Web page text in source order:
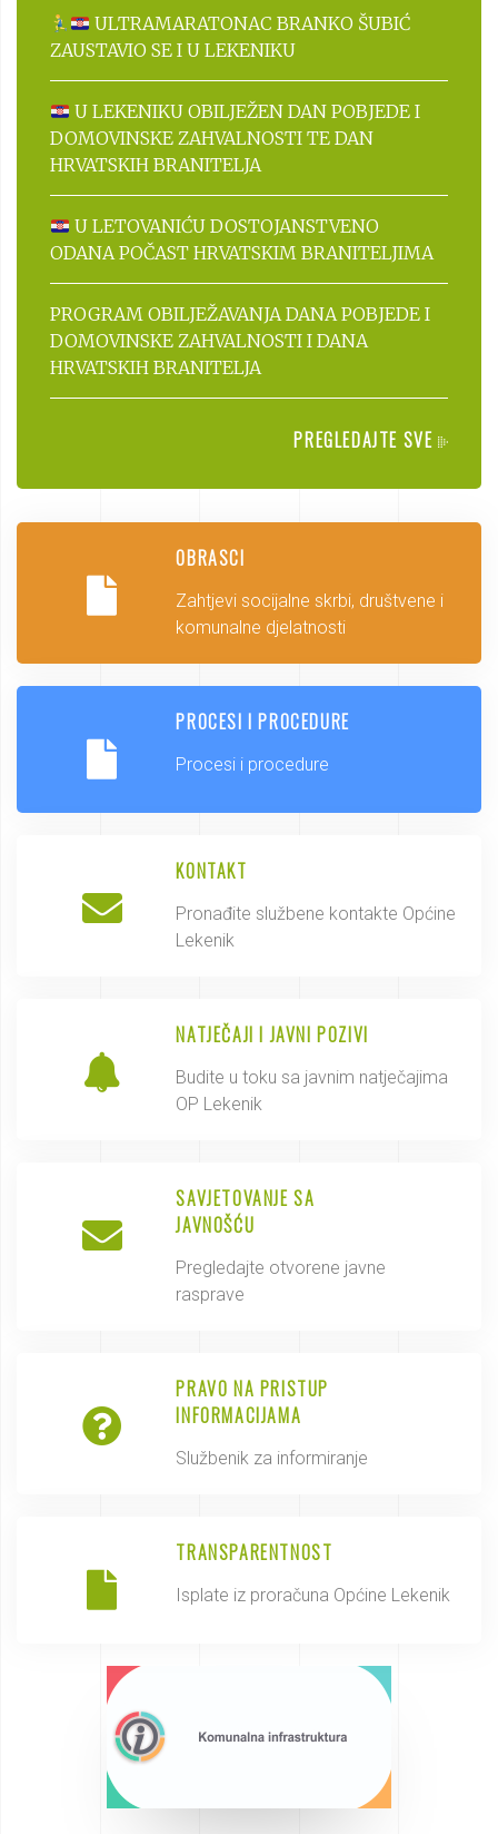
ULTRAMARATONAC BRANKO ŠUBIĆ
ZAUSTAVIO SE I U LEKENIKU
U LEKENIKU OBILJEŽEN DAN POBJEDE I
DOMOVINSKE ZAHVALNOSTI TE DAN
HRVATSKIH BRANITELJA
U LETOVANIĆU DOSTOJANSTVENO
ODANA POČAST HRVATSKIM BRANITELJIMA
PROGRAM OBILJEŽAVANJA DANA POBJEDE I
DOMOVINSKE ZAHVALNOSTI I DANA
HRVATSKIH BRANITELJA
PREGLEDAJTE SVE
OBRASCI
Zahtjevi socijalne skrbi, društvene i
komunalne djelatnosti
PROCESI I PROCEDURE
Procesi i procedure
KONTAKT
Pronađite službene kontakte Općine
Lekenik
NATJEČAJI I JAVNI POZIVI
Budite u toku sa javnim natječajima
OP Lekenik
SAVJETOVANJE SA
JAVNOŠĆU
Pregledajte otvorene javne
rasprave
PRAVO NA PRISTUP
INFORMACIJAMA
Službenik za informiranje
TRANSPARENTNOST
Isplate iz proračuna Općine Lekenik